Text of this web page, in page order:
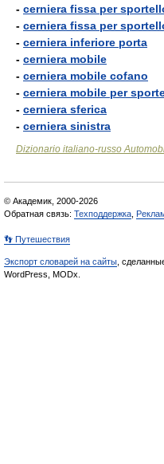
- cerniera fissa per
- cerniera fissa per
- cerniera inferiore porta
- cerniera mobile
- cerniera mobile cofano
- cerniera mobile per
- cerniera sferica
- cerniera sinistra
Dizionario italiano-russo
© Академик, 2000-2026
Обратная связь: Техподдержка
👣 Путешествия
Экспорт словарей на сайты ,
WordPress, MODx.